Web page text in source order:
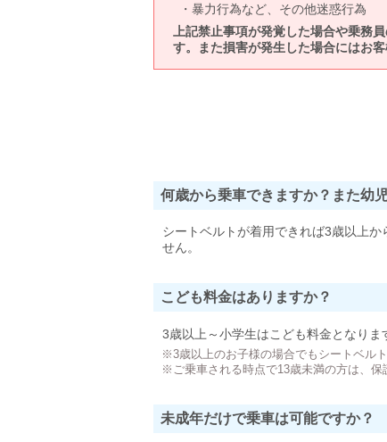
暴力行為など、その他迷惑行為
上記禁止事項が発覚した場合や乗務
す。また損害が発生した場合にはお
何歳から乗車できますか？また幼
シートベルトが着用できれば3歳以上
せん。
こども料金はありますか？
3歳以上～小学生はこども料金となりま
※3歳以上のお子様の場合でもシートベル
※ご乗車される時点で13歳未満の方は、保
未成年だけで乗車は可能ですか？